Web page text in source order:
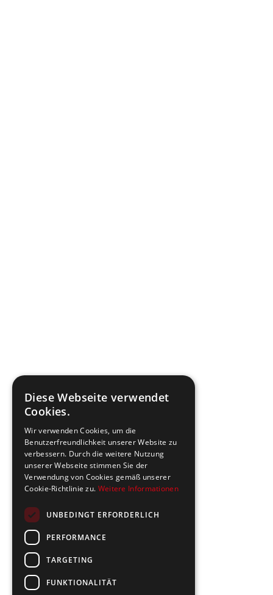
Diese Webseite verwendet
Cookies.
Wir verwenden Cookies, um die
Benutzerfreundlichkeit unserer Website zu
verbessern. Durch die weitere Nutzung
unserer Webseite stimmen Sie der
Verwendung von Cookies gemäß unserer
Cookie-Richtlinie zu. Weitere Informationen
UNBEDINGT ERFORDERLICH
PERFORMANCE
TARGETING
FUNKTIONALITÄT